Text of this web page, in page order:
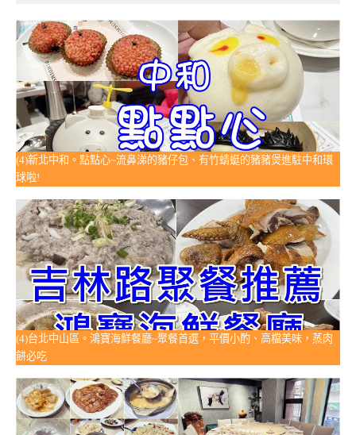
(4)新北中和。點點心~流鼻涕的豬仔包、有竹蜻蜓的豬豬煲進駐中和環
球啦!
(4)台北中山區。鴻寶海鮮餐廳~聚餐首選，平價小酌、高檔美味，蒸肉
餅必吃